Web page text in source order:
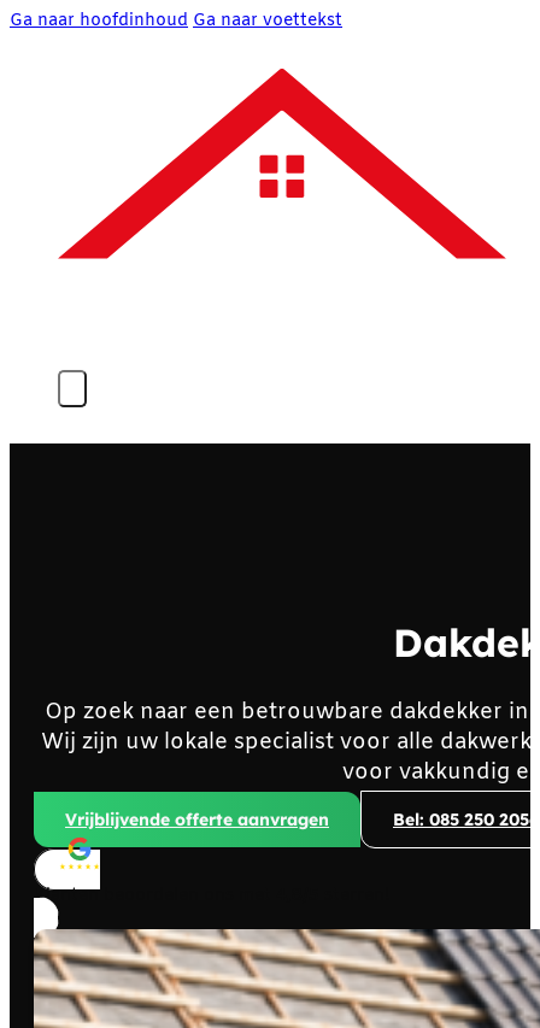
Ga naar hoofdinhoud Ga naar voettekst
Op zoek naar een betrouwbare dakdekker
Wij zijn uw lokale specialist voor alle
voor vakkundig
Vrijblijvende offerte aanvragen Bel: 085 250 2056
Klanten beoordelen ons met